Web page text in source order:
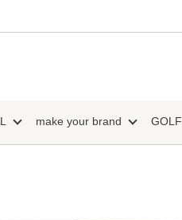
make your brand GOLF